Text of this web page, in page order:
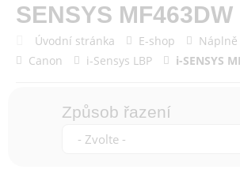
SENSYS MF463DW
Úvodní stránka E-shop
Canon
i-Sensys LBP i-SENSYS
Způsob řazení